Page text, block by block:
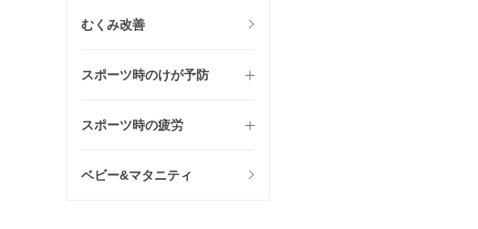
むくみ改善
スポーツ時のけが予防
スポーツ時の疲労
ベビー&マタニティ